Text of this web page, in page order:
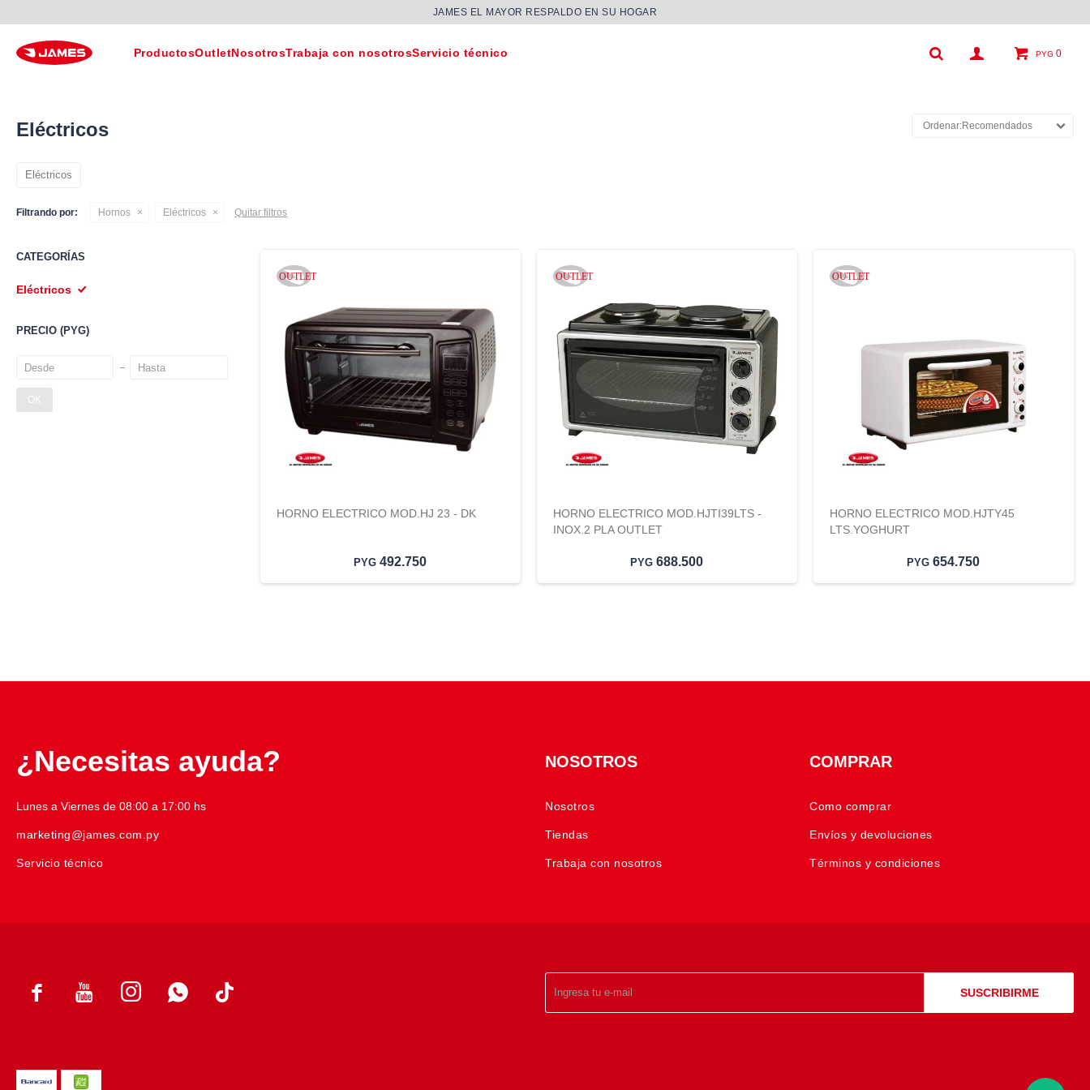
JAMES EL MAYOR RESPALDO EN SU HOGAR
ProductosOutletNosotrosTrabaja con nosotrosServicio técnico PYG 0
Eléctricos Recomendados
Eléctricos
Filtrando por: Hornos Eléctricos Quitar filtros
HORNO ELECTRICO MOD.HJ 23 - DK
PYG 492.750
HORNO ELECTRICO MOD.HJTI39LTS -
INOX.2 PLA OUTLET
PYG 688.500
HORNO ELECTRICO MOD.HJTY45
LTS.YOGHURT
PYG 654.750
CATEGORÍAS
Eléctricos
PRECIO (PYG)
OK
    SUSCRIBIRME
¿Necesitas ayuda?
Lunes a Viernes de 08:00 a 17:00 hs
marketing@james.com.py
Servicio técnico
NOSOTROS
Nosotros
Tiendas
Trabaja con nosotros
COMPRAR
Como comprar
Envíos y devoluciones
Términos y condiciones